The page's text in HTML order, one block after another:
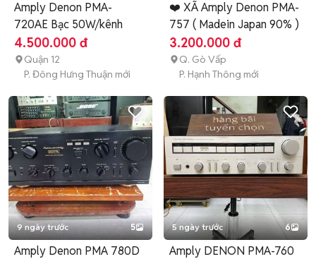
Amply Denon PMA-
720AE Bạc 50W/kênh
4.500.000 đ
Quận 12
P. Đông Hưng Thuận mới
❤️ XÃ Amply Denon PMA-
757 ( Madein Japan 90% )
3.200.000 đ
Q. Gò Vấp
P. Hạnh Thông mới
9 ngày trước 5
Amply Denon PMA 780D
5 ngày trước 6
Amply DENON PMA-760